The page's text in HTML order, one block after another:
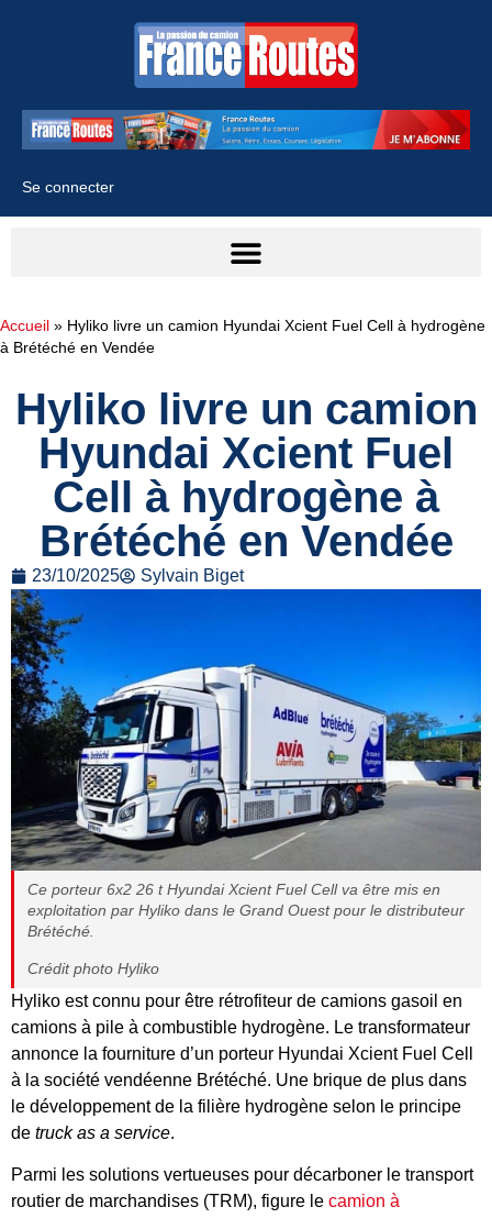
Se connecter
Accueil » Hyliko livre un camion Hyundai Xcient Fuel Cell à hydrogène
à Brétéché en Vendée
Hyliko livre un camion
Hyundai Xcient Fuel
Cell à hydrogène à
Brétéché en Vendée
23/10/2025 Sylvain Biget
Ce porteur 6x2 26 t Hyundai Xcient Fuel Cell va être mis en
exploitation par Hyliko dans le Grand Ouest pour le distributeur
Brétéché.
Crédit photo Hyliko
Hyliko est connu pour être rétrofiteur de camions gasoil en
camions à pile à combustible hydrogène. Le transformateur
annonce la fourniture d’un porteur Hyundai Xcient Fuel Cell
à la société vendéenne Brétéché. Une brique de plus dans
le développement de la filière hydrogène selon le principe
de truck as a service.
Parmi les solutions vertueuses pour décarboner le transport
routier de marchandises (TRM), figure le camion à